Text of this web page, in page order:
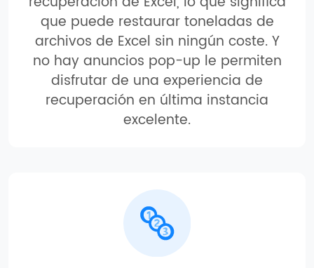
que puede restaurar toneladas de
archivos de Excel sin ningún coste. Y
no hay anuncios pop-up le permiten
disfrutar de una experiencia de
recuperación en última instancia
excelente.